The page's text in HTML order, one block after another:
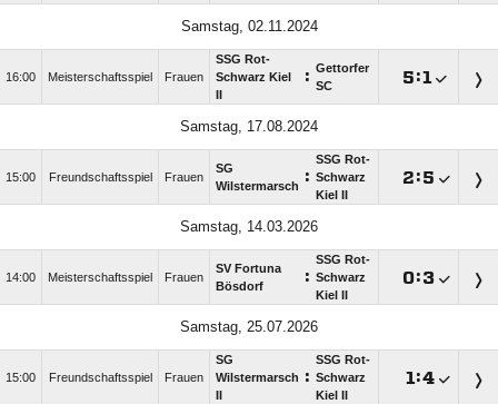
Samstag, 02.11.2024
16:00 Meisterschaftsspiel Frauen
SSG Rot-
Schwarz Kiel
: Gettorfer
SC
:
Samstag, 17.08.2024
15:00 Freundschaftsspiel Frauen
SG
Wilstermarsch :
SSG Rot-
Schwarz
Kiel II
:
Samstag, 14.03.2026
14:00 Meisterschaftsspiel Frauen
SV Fortuna
Bösdorf
:
SSG Rot-
Schwarz
Kiel II
:
Samstag, 25.07.2026
15:00 Freundschaftsspiel Frauen
SG
Wilstermarsch :
SSG Rot-
Schwarz
Kiel II
: